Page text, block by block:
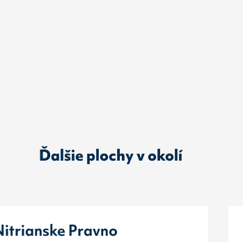
Ďalšie plochy v okolí
Pravno